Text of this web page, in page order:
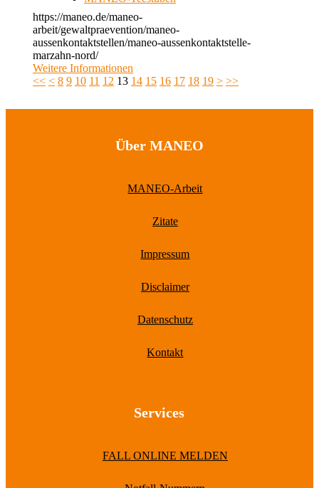
https://maneo.de/maneo-
arbeit/gewaltpraevention/maneo-
aussenkontaktstellen/maneo-aussenkontaktstelle-
marzahn-nord/
Weitere Informationen
<< < 8 9 10 11 12 13 14 15 16 17 18 19 > >>
Über MANEO
MANEO-Arbeit
Zitate
Impressum
Disclaimer
Datenschutz
Kontakt
Services
FALL ONLINE MELDEN